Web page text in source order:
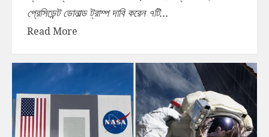
প্রেসিডেন্ট ডোনাল্ড ট্রাম্প দাবি করেন ৭টি...
Read More